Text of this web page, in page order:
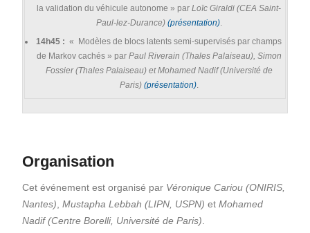
la validation du véhicule autonome » parLoïc Giraldi (CEA Saint-
Paul-lez-Durance) (présentation).
14h45 : « Modèles de blocs latents semi-supervisés par champs
de Markov cachés » par Paul Riverain (Thales Palaiseau), Simon
Fossier (Thales Palaiseau) et Mohamed Nadif (Université de
Paris) (présentation).
Organisation
Cet événement est organisé par Véronique Cariou (ONIRIS,
Nantes) Mustapha Lebbah (LIPN, USPN) et Mohamed
Nadif (Centre Borelli, Université de Paris)